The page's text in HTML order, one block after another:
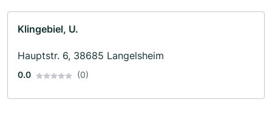
Klingebiel, U.
Hauptstr. 6, 38685 Langelsheim
0.0 (0)